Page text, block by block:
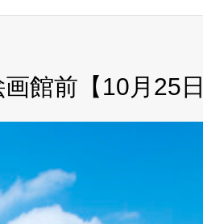
館前【10月25日